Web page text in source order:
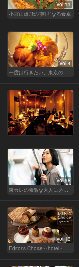
Vol.11
小宮山雄飛の“英世”なる食卓
Vol.4
Vol.98
Vol.13
Editor's Choice～hotel～